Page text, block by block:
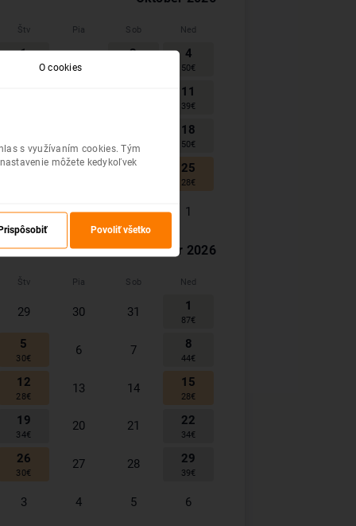
Štv Pia Sob Ned
1 3 4
50€
11
39€
30 € 28€
18
50€
22 24 25
28€
30 31 1
November 2026
Štv Pia Sob Ned
29 30 31 1
87€
5
30€
6 7 8
44€
12
28€
13 14 15
28€
19
34€
20 21 22
34€
26
30€
27 28 29
39€
3 4 5 6
O cookies
s využívaním cookies. Tým
môžete kedykoľvek
Povoliť všetko